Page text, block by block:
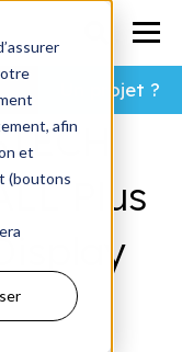
afin
et
(boutons
Un projet ?
Plus